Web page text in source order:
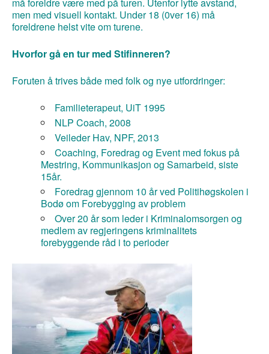
men med visuell kontakt. Under 18 (0ver 16) må
foreldrene helst vite om turene.
Hvorfor gå en tur med Stifinneren?
Foruten å trives både med folk og nye utfordringer:
Familieterapeut, UiT 1995
NLP Coach, 2008
Veileder Hav, NPF, 2013
Coaching, Foredrag og Event med fokus på
Mestring, Kommunikasjon og Samarbeid, siste
15år.
Foredrag gjennom 10 år ved Politihøgskolen i
Bodø om Forebygging av problem
Over 20 år som leder i Kriminalomsorgen og
medlem av regjeringens kriminalitets
forebyggende råd i to perioder